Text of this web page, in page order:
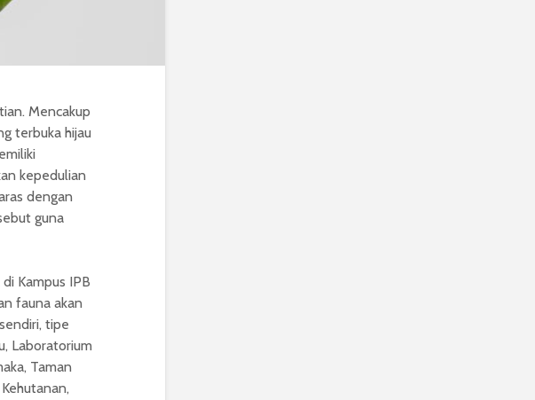
Mencakup
terbuka hijau
kepedulian
dengan
guna
Kampus IPB
fauna akan
tipe
Laboratorium
Taman